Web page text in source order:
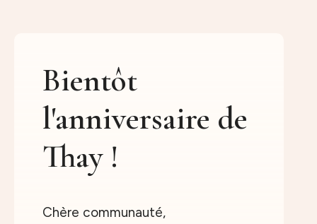
Bientôt
l'anniversaire de
Thay !
Chère communauté,